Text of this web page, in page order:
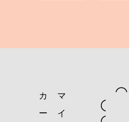
カ
ー
マ
イ